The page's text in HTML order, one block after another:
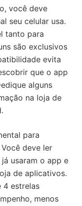
você deve
seu celular usa.
tanto para
são exclusivos
evita
que o app
alguns
na loja de
para
deve ler
usaram o app e
de aplicativos.
4 estrelas
menos